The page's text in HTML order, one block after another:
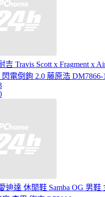
吉 Travis Scott x Fragment x
電倒鉤 2.0 藤原浩 DM7866-
迪達 休閒鞋 Samba OG 男